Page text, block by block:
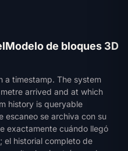
Modelo de bloques 3D
a timestamp. The system
arrived and at which
history is queryable
escaneo se archiva con su
exactamente cuándo llegó
el historial completo de